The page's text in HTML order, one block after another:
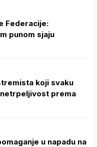
Federacije:
punom sjaju
koji svaku
prema
u napadu na